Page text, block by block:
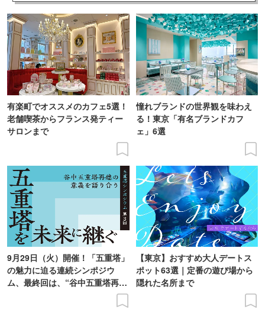
有楽町でオススメのカフェ5選！
老舗喫茶からフランス発ティー
サロンまで
憧れブランドの世界観を味わえ
る！東京「有名ブランドカフ
ェ」6選
9月29日（火）開催！「五重塔」
の魅力に迫る連続シンポジウ
ム、最終回は、“谷中五重塔再建
【東京】おすすめ大人デートス
ポット63選｜定番の遊び場から
隠れた名所まで